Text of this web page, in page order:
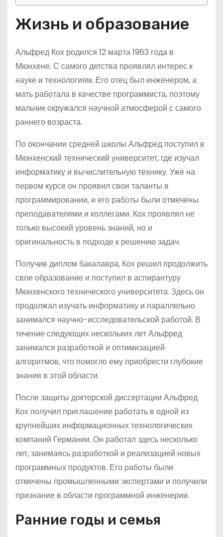
Жизнь и образование
Альфред Кох родился 12 марта 1963 года в
Мюнхене. С самого детства проявлял интерес к
науке и технологиям. Его отец был инженером, а
мать работала в качестве программиста, поэтому
мальчик окружался научной атмосферой с самого
раннего возраста.
По окончании средней школы Альфред поступил в
Мюнхенский технический университет, где изучал
информатику и вычислительную технику. Уже на
первом курсе он проявил свои таланты в
программировании, и его работы были отмечены
преподавателями и коллегами. Кох проявлял не
только высокий уровень знаний, но и
оригинальность в подходе к решению задач.
Получив диплом бакалавра, Кох решил продолжить
свое образование и поступил в аспирантуру
Мюнхенского технического университета. Здесь он
продолжал изучать информатику и параллельно
занимался научно-исследовательской работой. В
течение следующих нескольких лет Альфред
занимался разработкой и оптимизацией
алгоритмов, что помогло ему приобрести глубокие
знания в этой области.
После защиты докторской диссертации Альфред
Кох получил приглашение работать в одной из
крупнейших информационных технологических
компаний Германии. Он работал здесь несколько
лет, занимаясь разработкой и реализацией новых
программных продуктов. Его работы были
отмечены промышленными экспертами и получили
признание в области программной инженерии.
Ранние годы и семья